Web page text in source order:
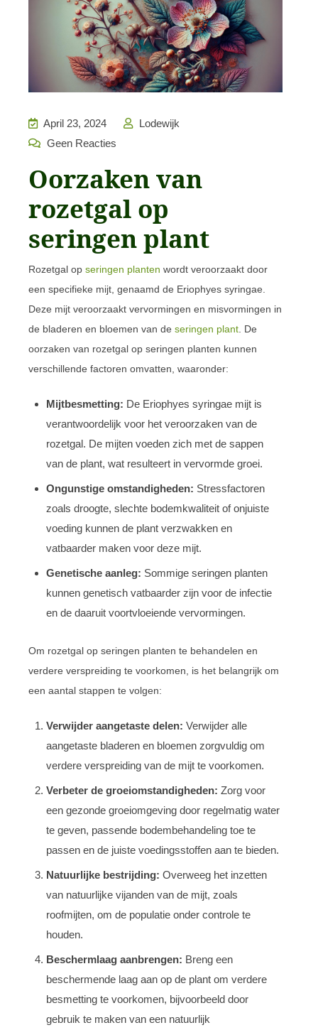
April 23, 2024
Lodewijk
Geen Reacties
Oorzaken van
rozetgal op
seringen plant
Rozetgal op seringen planten wordt veroorzaakt door
een specifieke mijt, genaamd de Eriophyes syringae.
Deze mijt veroorzaakt vervormingen en misvormingen in
de bladeren en bloemen van de seringen plant . De
oorzaken van rozetgal op seringen planten kunnen
verschillende factoren omvatten, waaronder:
Mijtbesmetting: De Eriophyes syringae mijt is
verantwoordelijk voor het veroorzaken van de
rozetgal. De mijten voeden zich met de sappen
van de plant, wat resulteert in vervormde groei.
Ongunstige omstandigheden: Stressfactoren
zoals droogte, slechte bodemkwaliteit of onjuiste
voeding kunnen de plant verzwakken en
vatbaarder maken voor deze mijt.
Genetische aanleg: Sommige seringen planten
kunnen genetisch vatbaarder zijn voor de infectie
en de daaruit voortvloeiende vervormingen.
Om rozetgal op seringen planten te behandelen en
verdere verspreiding te voorkomen, is het belangrijk om
een aantal stappen te volgen:
Verwijder aangetaste delen: Verwijder alle
aangetaste bladeren en bloemen zorgvuldig om
verdere verspreiding van de mijt te voorkomen.
Verbeter de groeiomstandigheden: Zorg voor
een gezonde groeiomgeving door regelmatig water
te geven, passende bodembehandeling toe te
passen en de juiste voedingsstoffen aan te bieden.
Natuurlijke bestrijding: Overweeg het inzetten
van natuurlijke vijanden van de mijt, zoals
roofmijten, om de populatie onder controle te
houden.
Beschermlaag aanbrengen: Breng een
beschermende laag aan op de plant om verdere
besmetting te voorkomen, bijvoorbeeld door
gebruik te maken van een natuurlijk